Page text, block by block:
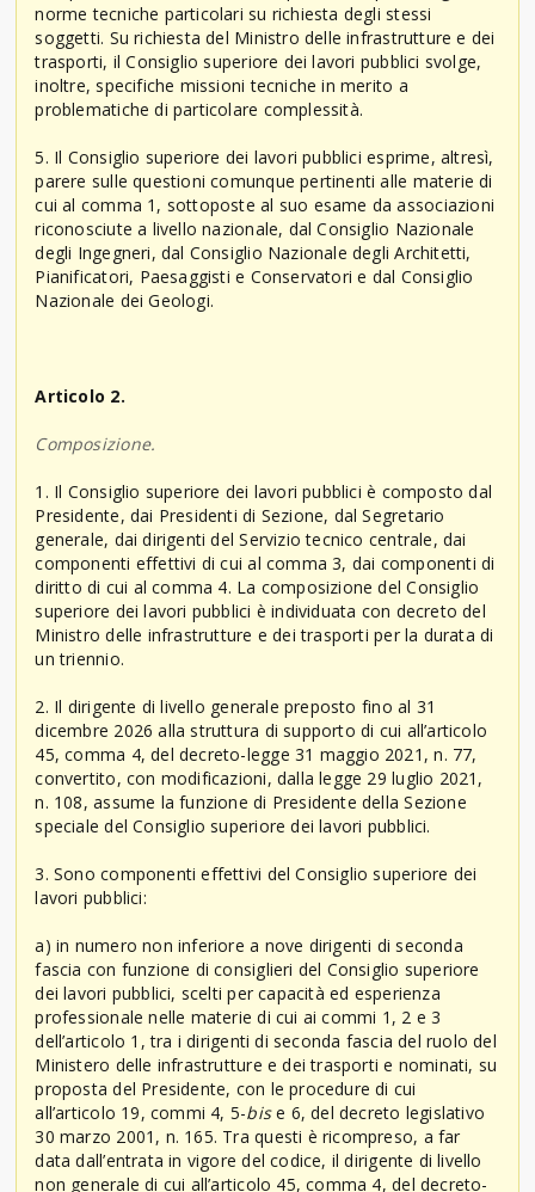
norme tecniche particolari su richiesta degli stessi
soggetti. Su richiesta del Ministro delle infrastrutture e dei
trasporti, il Consiglio superiore dei lavori pubblici svolge,
inoltre, specifiche missioni tecniche in merito a
problematiche di particolare complessità.
5. Il Consiglio superiore dei lavori pubblici esprime, altresì,
parere sulle questioni comunque pertinenti alle materie di
cui al comma 1, sottoposte al suo esame da associazioni
riconosciute a livello nazionale, dal Consiglio Nazionale
degli Ingegneri, dal Consiglio Nazionale degli Architetti,
Pianificatori, Paesaggisti e Conservatori e dal Consiglio
Nazionale dei Geologi.
Articolo 2.
Composizione.
1. Il Consiglio superiore dei lavori pubblici è composto dal
Presidente, dai Presidenti di Sezione, dal Segretario
generale, dai dirigenti del Servizio tecnico centrale, dai
componenti effettivi di cui al comma 3, dai componenti di
diritto di cui al comma 4. La composizione del Consiglio
superiore dei lavori pubblici è individuata con decreto del
Ministro delle infrastrutture e dei trasporti per la durata di
un triennio.
2. Il dirigente di livello generale preposto fino al 31
dicembre 2026 alla struttura di supporto di cui all’articolo
45, comma 4, del decreto-legge 31 maggio 2021, n. 77,
convertito, con modificazioni, dalla legge 29 luglio 2021,
n. 108, assume la funzione di Presidente della Sezione
speciale del Consiglio superiore dei lavori pubblici.
3. Sono componenti effettivi del Consiglio superiore dei
lavori pubblici:
a) in numero non inferiore a nove dirigenti di seconda
fascia con funzione di consiglieri del Consiglio superiore
dei lavori pubblici, scelti per capacità ed esperienza
professionale nelle materie di cui ai commi 1, 2 e 3
dell’articolo 1, tra i dirigenti di seconda fascia del ruolo del
Ministero delle infrastrutture e dei trasporti e nominati, su
proposta del Presidente, con le procedure di cui
all’articolo 19, commi 4, 5-bise 6, del decreto legislativo
30 marzo 2001, n. 165. Tra questi è ricompreso, a far
data dall’entrata in vigore del codice, il dirigente di livello
non generale di cui all’articolo 45, comma 4, del decreto-